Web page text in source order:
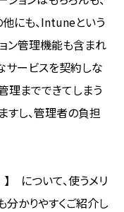
にも、Intuneという
ン管理機能も含まれ
サービスを契約しな
理までできてしまう
すし、管理者の負担
】 について、使うメリ
分かりやすくご紹介し